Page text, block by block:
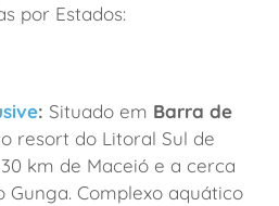
por Estados:
: Situado em Barra de
resort do Litoral Sul de
km de Maceió e a cerca
Gunga. Complexo aquático